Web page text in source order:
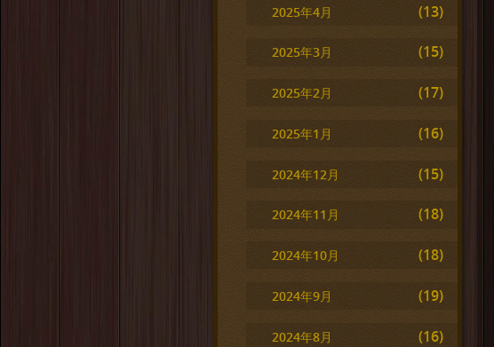
2025年4月 (13)
2025年3月 (15)
2025年2月 (17)
2025年1月 (16)
2024年12月 (15)
2024年11月 (18)
2024年10月 (18)
2024年9月 (19)
2024年8月 (16)